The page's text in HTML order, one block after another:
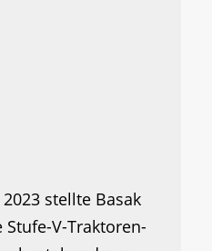
stellte Basak
Stufe-V-Traktoren-